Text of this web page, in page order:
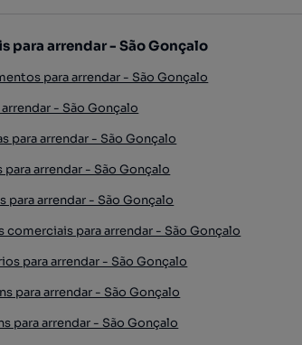
para arrendar - São Gonçalo
para arrendar - São Gonçalo
- São Gonçalo
para arrendar - São Gonçalo
para arrendar - São Gonçalo
para arrendar - São Gonçalo
comerciais para arrendar - São Gonçalo
para arrendar - São Gonçalo
para arrendar - São Gonçalo
para arrendar - São Gonçalo